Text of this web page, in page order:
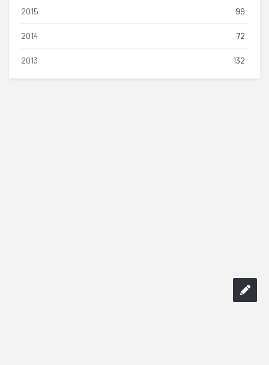
2015 99
2014 72
2013 132